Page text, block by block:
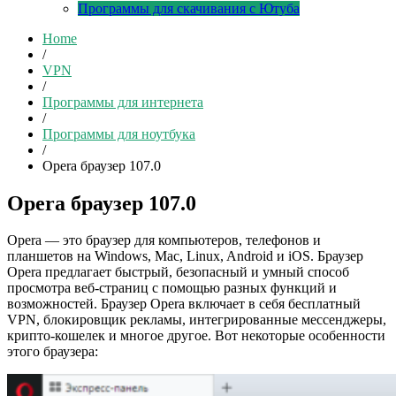
Программы для скачивания с Ютуба
Home
/
VPN
/
Программы для интернета
/
Программы для ноутбука
/
Opera браузер 107.0
Opera браузер 107.0
Opera — это браузер для компьютеров, телефонов и
планшетов на Windows, Mac, Linux, Android и iOS. Браузер
Opera предлагает быстрый, безопасный и умный способ
просмотра веб-страниц с помощью разных функций и
возможностей. Браузер Opera включает в себя бесплатный
VPN, блокировщик рекламы, интегрированные мессенджеры,
крипто-кошелек и многое другое. Вот некоторые особенности
этого браузера: